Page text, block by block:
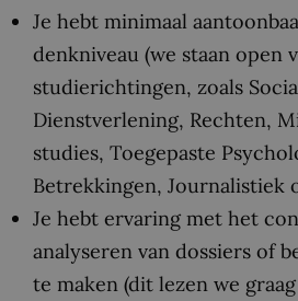
Je hebt minimaal
denkniveau (we staan open
studierichtingen, zoals
Dienstverlening, Rechten,
studies, Toegepaste
Betrekkingen, Journalistiek
Je hebt ervaring met het
analyseren van dossiers of
te maken (dit lezen we